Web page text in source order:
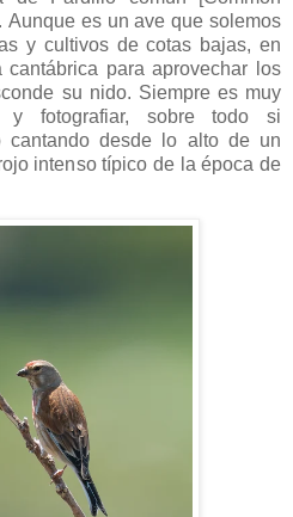
Aunque es un ave que solemos
y cultivos de cotas bajas, en
para aprovechar los
su nido. Siempre es muy
y fotografiar, sobre todo si
cantando desde lo alto de un
intenso típico de la época de